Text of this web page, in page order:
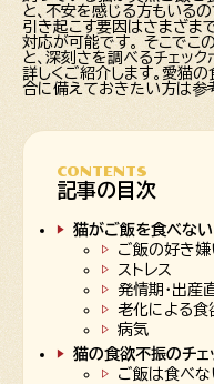
と、不安を感じる方もいる
引き起こす要因はさまざま
対応が可能です。 そこでこ
と、深刻さを調べるチェッ
詳しくご紹介します。愛猫
合に備えておきたい方は参
CONTENTS
記事の目次
猫がご飯を食べな
ご飯の好き嫌
ストレス
発情期・出産
老化による食
病気
猫の食欲不振のチェ
ご飯は食べ